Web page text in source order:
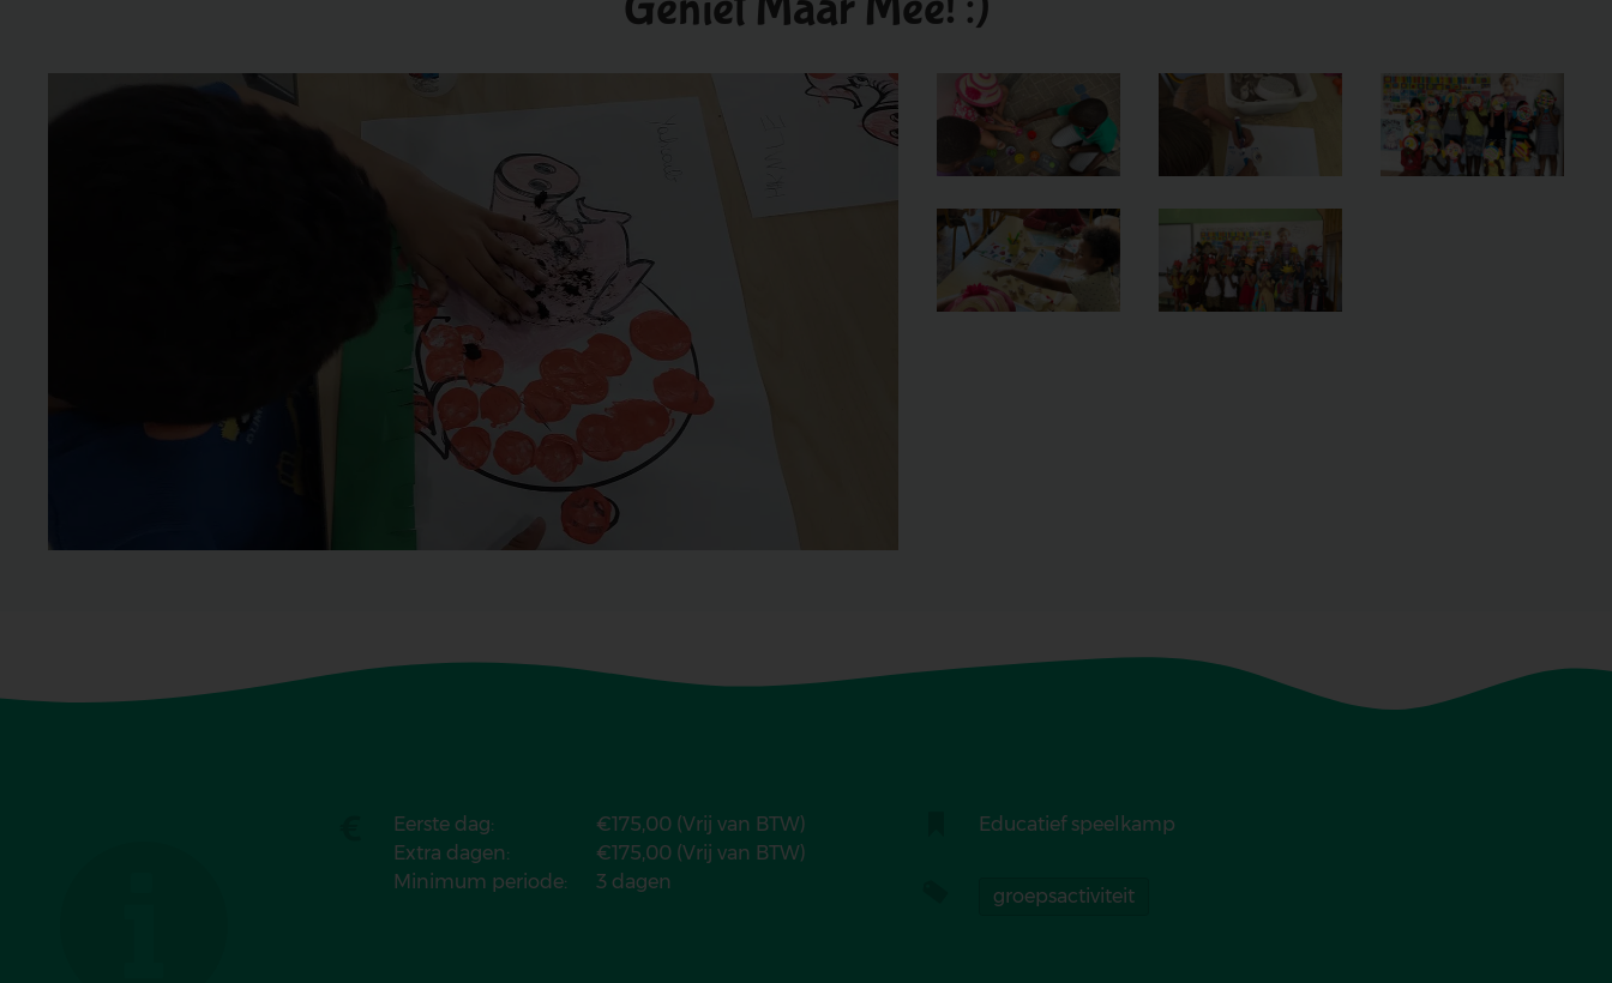
Eerste dag:
€175,00 (Vrij van BTW)
Extra dagen:
€175,00 (Vrij van BTW)
Minimum periode:
3 dagen
Categorie
Educatief speelkamp
Tags
groepsactiviteit